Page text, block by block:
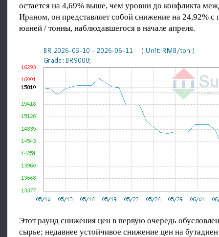
остается на 4,69% выше, чем уровни до конфликта
Ираном, он представляет собой снижение на 24,92% с
юаней / тонны, наблюдавшегося в начале апреля.
Этот раунд снижения цен в первую очередь
сырье; недавнее устойчивое снижение цен на